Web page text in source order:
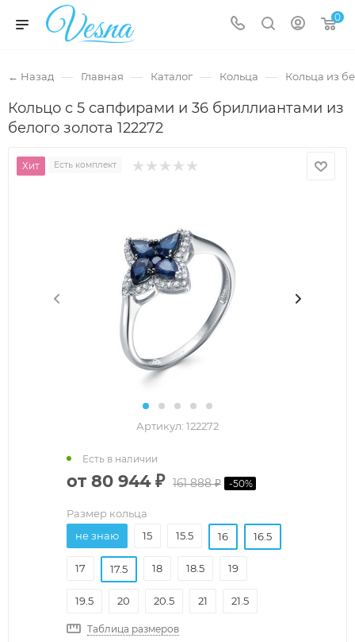
0
← Назад — Главная — Каталог — Кольца — Кольца из
Кольцо с 5 сапфирами и 36 бриллиантами из
белого золота 122272
Хит Есть комплект
Артикул: 122272
от 80 944 ₽ 161 888 ₽ -50%
Есть в наличии
Размер кольца
не знаю
15 15.5 16 16.5
17 17.5 18 18.5 19
19.5 20 20.5 21 21.5
Таблица размеров